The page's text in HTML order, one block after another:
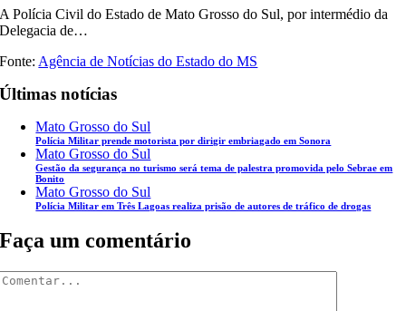
A Polícia Civil do Estado de Mato Grosso do Sul, por intermédio da
Delegacia de…
Fonte: Agência de Notícias do Estado do MS
Últimas notícias
Mato Grosso do Sul
Polícia Militar prende motorista por dirigir embriagado em Sonora
Mato Grosso do Sul
Gestão da segurança no turismo será tema de palestra promovida pelo Sebrae em
Bonito
Mato Grosso do Sul
Polícia Militar em Três Lagoas realiza prisão de autores de tráfico de drogas
Faça um comentário